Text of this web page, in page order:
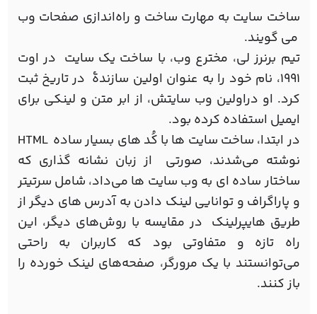
ساخت سایت به مهارت ساخت و راه‌اندازی صفحات وب
می گویند.
تیم برنرز لی، مخترع وب، با ساخت یک سایت در اوت
۱۹۹۱، نام خود را به عنوان اولین سازندهٔ در تاریخ ثبت
کرد. او دراولین وب سایتش، از ابر متن و لینکی برای
ایمیل استفاده کرده بود.
در ابتدا، ساخت سایت‌ ها با کُد های بسیار ساده HTML
نوشته می‌شدند، صورتی از زبان نشانه‌ گذاری که
ساختار ساده ‌ای به وب سایت ‌ها می‌داد، شامل سرتیتر
و پاراگراف و توانایی لینک دادن به آدرس ‌های دیگر از
طریق هایپرلینک در مقایسه با روش‌های دیگر، این
راه تازه و متفاوتی بود که کاربران به راحتی
می‌توانستند با یک مرورگر، صفحه‌های لینک خورده را
باز کنند.